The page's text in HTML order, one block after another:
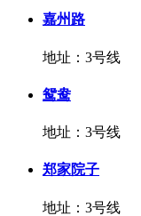
嘉州路
地址：3号线
鸳鸯
地址：3号线
郑家院子
地址：3号线